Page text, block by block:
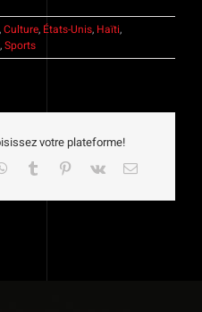
,Culture, États-Unis, Haïti,
,Sports
votre plateforme!
WhatsApp
Tumblr Pinterest
Vk Email